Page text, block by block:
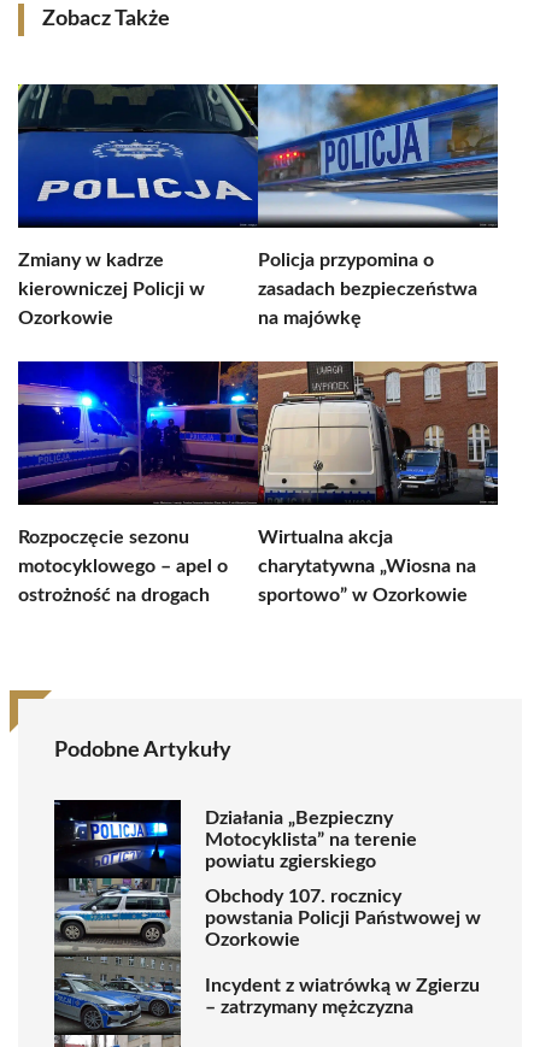
Zobacz Także
Zmiany w kadrze
kierowniczej Policji w
Ozorkowie
Policja przypomina o
zasadach bezpieczeństwa
na majówkę
Rozpoczęcie sezonu
motocyklowego – apel o
ostrożność na drogach
Wirtualna akcja
charytatywna „Wiosna na
sportowo” w Ozorkowie
Podobne Artykuły
Działania „Bezpieczny
Motocyklista” na terenie
powiatu zgierskiego
Obchody 107. rocznicy
powstania Policji Państwowej w
Ozorkowie
Incydent z wiatrówką w Zgierzu
– zatrzymany mężczyzna